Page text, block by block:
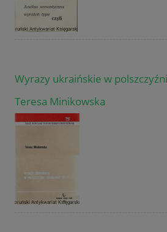
Wyrazy ukraińskie w
Teresa Minikowska